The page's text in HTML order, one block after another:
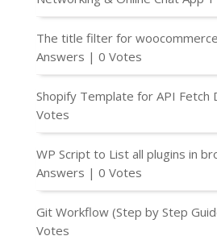
The title filter for
Answers | 0 Votes
Shopify Template for API Fetch
Votes
WP Script to List all plugins in
Answers | 0 Votes
Git Workflow (Step by Step
Votes